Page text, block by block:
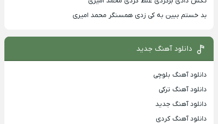
بد خستم ببین به کی زدی همسنگر محمد امیری
دانلود آهنگ جدید
دانلود آهنگ بلوچی
دانلود آهنگ ترکی
دانلود آهنگ جدید
دانلود آهنگ کردی